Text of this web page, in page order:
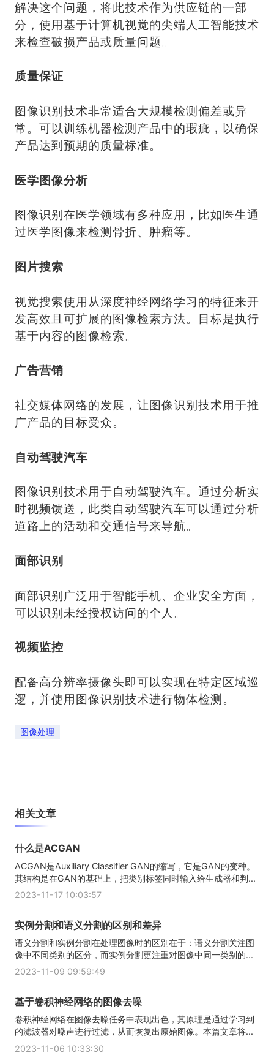
解决这个问题，将此技术作为供应链的一部
分，使用基于计算机视觉的尖端人工智能技术
来检查破损产品或质量问题。
质量保证
图像识别技术非常适合大规模检测偏差或异
常。可以训练机器检测产品中的瑕疵，以确保
产品达到预期的质量标准。
医学图像分析
图像识别在医学领域有多种应用，比如医生通
过医学图像来检测骨折、肿瘤等。
图片搜索
视觉搜索使用从深度神经网络学习的特征来开
发高效且可扩展的图像检索方法。目标是执行
基于内容的图像检索。
广告营销
社交媒体网络的发展，让图像识别技术用于推
广产品的目标受众。
自动驾驶汽车
图像识别技术用于自动驾驶汽车。通过分析实
时视频馈送，此类自动驾驶汽车可以通过分析
道路上的活动和交通信号来导航。
面部识别
面部识别广泛用于智能手机、企业安全方面，
可以识别未经授权访问的个人。
视频监控
配备高分辨率摄像头即可以实现在特定区域巡
逻，并使用图像识别技术进行物体检测。
图像处理
相关文章
什么是ACGAN
ACGAN是Auxiliary Classifier GAN的缩写，它是GAN的变种。
其结构是在GAN的基础上，把类别标签同时输入给生成器和判...
2023-11-17 10:03:57
实例分割和语义分割的区别和差异
语义分割和实例分割在处理图像时的区别在于：语义分割关注图
像中不同类别的区分，而实例分割更注重对图像中同一类别的...
2023-11-09 09:59:49
基于卷积神经网络的图像去噪
卷积神经网络在图像去噪任务中表现出色，其原理是通过学习到
的滤波器对噪声进行过滤，从而恢复出原始图像。本篇文章将...
2023-11-06 10:33:30